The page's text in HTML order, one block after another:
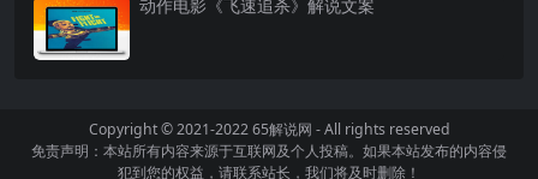
动作电影《飞速追杀》解说文案
Copyright © 2021-202265解说网 - All rights reserved
免责声明：本站所有内容来源于互联网及个人投稿。如果本站发布的内容侵
犯到您的权益，请联系站长，我们将及时删除！